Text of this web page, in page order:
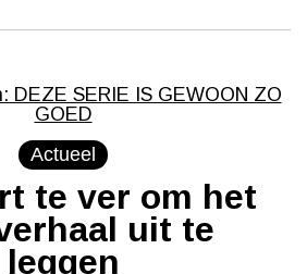
Actueel
te ver om het
uit te
leggen